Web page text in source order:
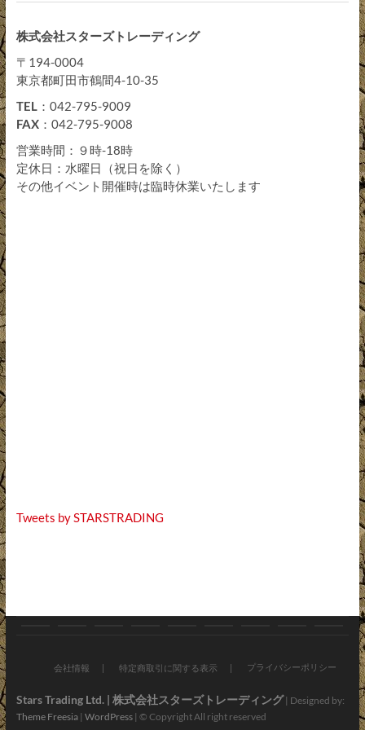
株式会社スターズトレーディング
〒194-0004
東京都町田市鶴間4-10-35
TEL：042-795-9009
FAX：042-795-9008
営業時間：９時-18時
定休日：水曜日（祝日を除く）
その他イベント開催時は臨時休業いたします
Tweets by STARSTRADING
ら
せ
ロ
グ
イ
ク
パ
ン
ラ
イ
車・
中
古
す
す
め
社
情
報
プ
リ・
問
い
会社情報 特定商取引に関する表示 プライバシーポリシー
Stars Trading Ltd. | 株式会社スターズトレーディング| Designed by:
Theme Freesia| WordPress| © Copyright All right reserved